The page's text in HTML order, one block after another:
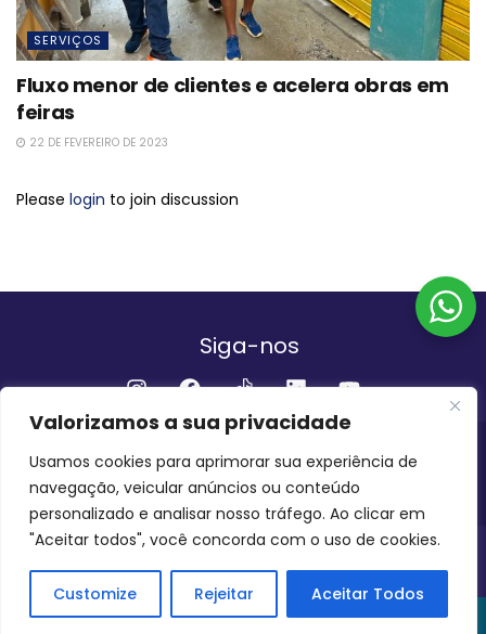
Valorizamos a sua privacidade
Usamos cookies para aprimorar sua experiência de
navegação, veicular anúncios ou conteúdo
personalizado e analisar nosso tráfego. Ao clicar em
"Aceitar todos", você concorda com o uso de cookies.
Customize Rejeitar Aceitar Todos
SERVIÇOS
Fluxo menor de clientes e acelera obras em
feiras
22 DE FEVEREIRO DE 2023
Please login to join discussion
Siga-nos
Institucional
QUEM SOMOS FALE CONOSCO
INVEST AMAZÔNIA BRASIL
COPYRIGHT 2024 - 2026